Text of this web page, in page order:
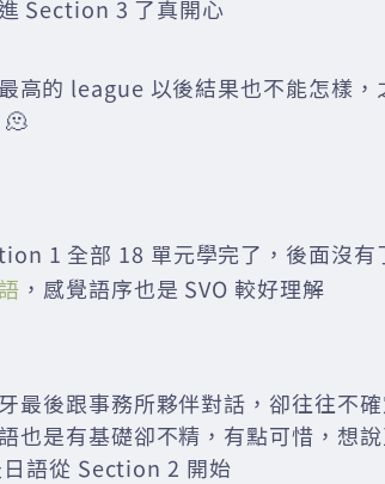
Section 3 了真開心
高的 league 以後結果也不能怎樣，
1 全部 18 單元學完了，後面沒有
，感覺語序也是 SVO 較好理解
最後跟事務所夥伴對話，卻往往不
也是有基礎卻不精，有點可惜，想
語從 Section 2 開始